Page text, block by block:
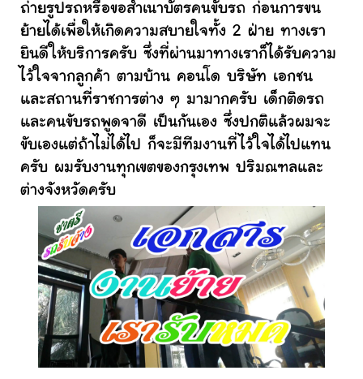
ถ่ายรูปรถหรือขอสำเนาบัตรคนขับรถ ก่อนการขน
ย้ายได้เพื่อให้เกิดความสบายใจทั้ง 2 ฝ่าย ทางเรา
ยินดีให้บริการครับ ซึ่งที่ผ่านมาทางเราก็ได้รับความ
ไว้ใจจากลูกค้า ตามบ้าน คอนโด บริษัท เอกชน
และสถานที่ราชการต่าง ๆ มามากครับ เด็กติดรถ
และคนขับรถพูดจาดี เป็นกันเอง ซึ่งปกติแล้วผมจะ
ขับเองแต่ถ้าไม่ได้ไป ก็จะมีทีมงานที่ไว้ใจได้ไปแทน
ครับ ผมรับงานทุกเขตของกรุงเทพ ปริมณฑลและ
ต่างจังหวัดครับ